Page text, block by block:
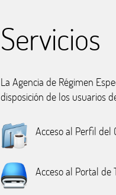
Servicios
La Agencia de Régimen
disposición de los usuarios
Acceso al Perfil del
Acceso al Portal de